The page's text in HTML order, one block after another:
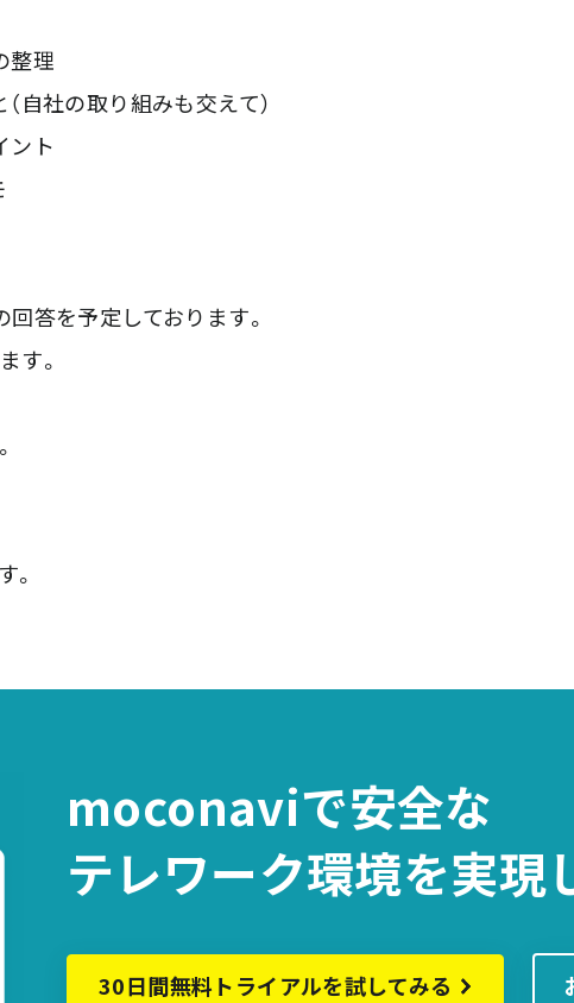
整理
自社の取り組みも交えて）
ント
答を予定しております。
す。
。
moconaviで安全な
テレワーク環境を実現
30日間無料トライアルを試してみる